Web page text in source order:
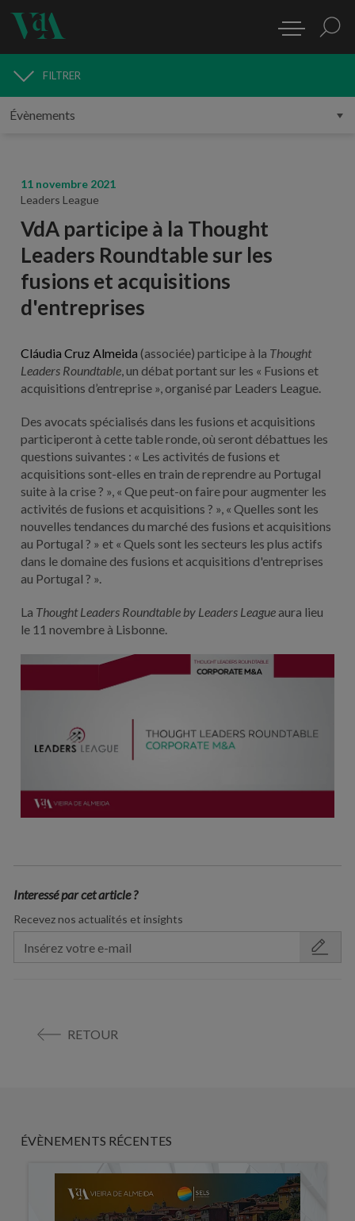
MÉDIAS
FILTRER
11 novembre 2021
Leaders League
VdA participe à la Thought
Leaders Roundtable sur les
fusions et acquisitions
d'entreprises
Cláudia Cruz Almeida (associée) participe à la Thought
Leaders Roundtable, un débat portant sur les « Fusions et
acquisitions d’entreprise », organisé par Leaders League.
Des avocats spécialisés dans les fusions et acquisitions
participeront à cette table ronde, où seront débattues les
questions suivantes : « Les activités de fusions et
acquisitions sont-elles en train de reprendre au Portugal
suite à la crise ? », « Que peut-on faire pour augmenter les
activités de fusions et acquisitions ? », « Quelles sont les
nouvelles tendances du marché des fusions et acquisitions
au Portugal ? » et « Quels sont les secteurs les plus actifs
dans le domaine des fusions et acquisitions d'entreprises
au Portugal ? ».
La Thought Leaders Roundtable by Leaders Leagueaura lieu
le 11 novembre à Lisbonne.
Interessé par cet article ?
Recevez nos actualités et insights
RETOUR
ÉVÈNEMENTS RÉCENTES